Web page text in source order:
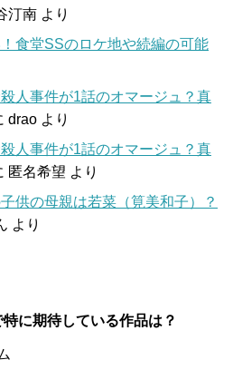
汀南 より
食堂SSのロケ地や続編の可能
人事件が1話のオマージュ？真
drao より
人事件が1話のオマージュ？真
匿名希望 より
供の母親は若菜（筧美和子）？
より
に期待している作品は？